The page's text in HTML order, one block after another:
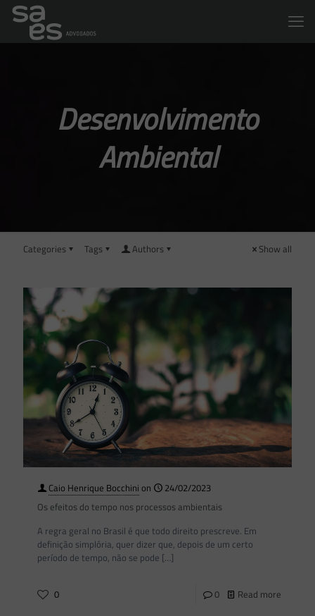
Desenvolvimento
Ambiental
Categories Tags Authors Show all
Caio Henrique Bocchini on
24/02/2023
Os efeitos do tempo nos processos ambientais
A regra geral no Brasil é que todo direito prescreve. Em
definição simplória, quer dizer que, depois de um certo
período de tempo, não se pode […]
0 0 Read more